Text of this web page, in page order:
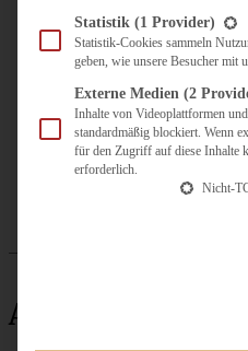
ÜBER MICH
Apfel-Crumble
Statistik (1 Provider)
Statistik-Cookies sammeln
geben, wie unsere Besucher mit
Externe Medien (2
Inhalte von Videoplattformen
standardmäßig blockiert. Wenn
für den Zugriff auf diese Inhalte
erforderlich.
Nicht-